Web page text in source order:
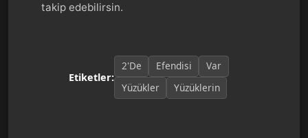
takip edebilirsin.
Etiketler:
2'De Efendisi
Var
Yüzükler
Yüzüklerin